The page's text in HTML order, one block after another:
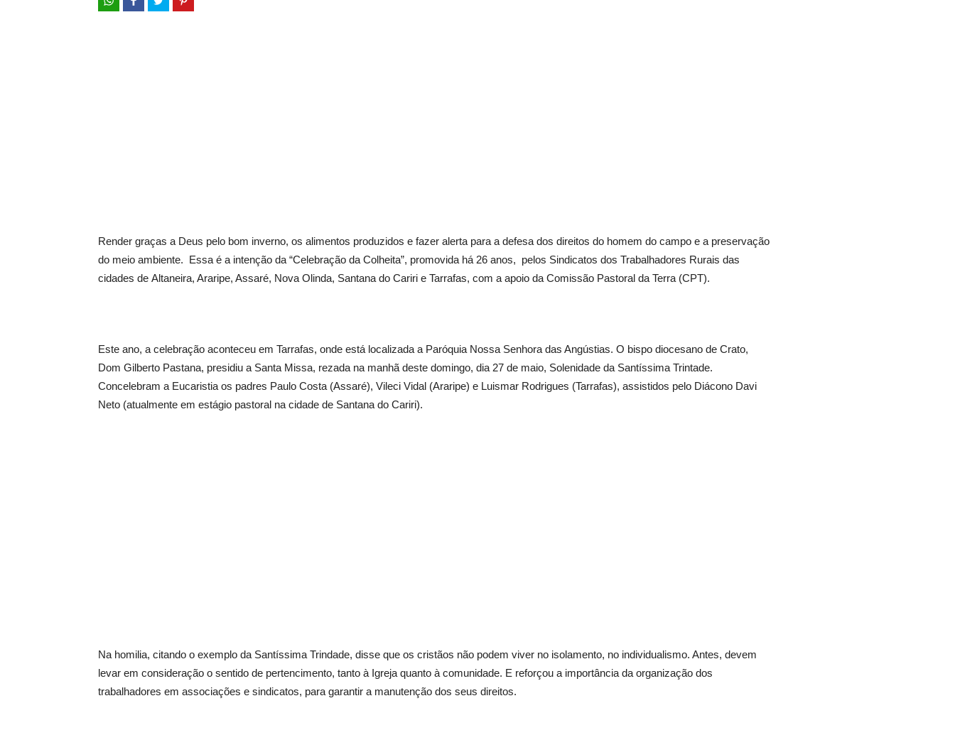
Render graças a Deus pelo bom inverno, os alimentos produzidos e fazer alerta para a defesa dos direitos do homem do campo e a preservação
do meio ambiente. Essa é a intenção da “Celebração da Colheita”, promovida há 26 anos, pelos Sindicatos dos Trabalhadores Rurais das
cidades de Altaneira, Araripe, Assaré, Nova Olinda, Santana do Cariri e Tarrafas, com a apoio da Comissão Pastoral da Terra (CPT).
Este ano, a celebração aconteceu em Tarrafas, onde está localizada a Paróquia Nossa Senhora das Angústias. O bispo diocesano de Crato,
Dom Gilberto Pastana, presidiu a Santa Missa, rezada na manhã deste domingo, dia 27 de maio, Solenidade da Santíssima Trintade.
Concelebram a Eucaristia os padres Paulo Costa (Assaré), Vileci Vidal (Araripe) e Luismar Rodrigues (Tarrafas), assistidos pelo Diácono Davi
Neto (atualmente em estágio pastoral na cidade de Santana do Cariri).
Na homilia, citando o exemplo da Santíssima Trindade, disse que os cristãos não podem viver no isolamento, no individualismo. Antes, devem
levar em consideração o sentido de pertencimento, tanto à Igreja quanto à comunidade. E reforçou a importância da organização dos
trabalhadores em associações e sindicatos, para garantir a manutenção dos seus direitos.